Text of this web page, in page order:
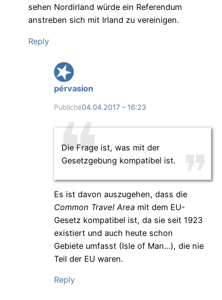
sehen Nordirland würde ein Referendum
anstreben sich mit Irland zu vereinigen.
Reply
pérvasion
Publiché04.04.2017 – 16:23
Die Frage ist, was mit der
Gesetzgebung kompatibel ist.
Es ist davon auszugehen, dass die
Common Travel Areamit dem EU-
Gesetz kompatibel ist, da sie seit 1923
existiert und auch heute schon
Gebiete umfasst (Isle of Man…), die nie
Teil der EU waren.
Reply